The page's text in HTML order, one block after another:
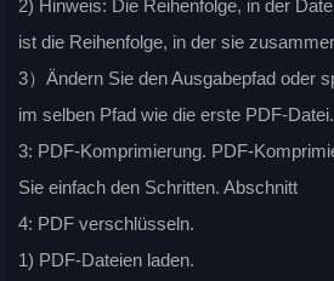
2) Hinweis: Die Reihenfolge, in der
ist die Reihenfolge, in der sie
3）Ändern Sie den Ausgabepfad oder
im selben Pfad wie die erste PDF-
3: PDF-Komprimierung. PDF-
Sie einfach den Schritten. Abschnitt
4: PDF verschlüsseln.
1) PDF-Dateien laden.